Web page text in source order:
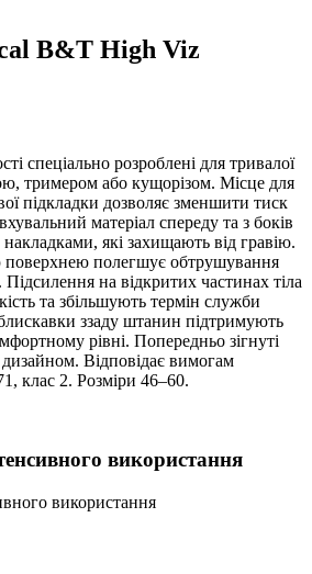
B&T High Viz
спеціально розроблені для тривалої
тримером або кущорізом. Місце для
підкладки дозволяє зменшити тиск
матеріал спереду та з боків
які захищають від гравію.
полегшує обтрушування
Підсилення на відкритих частинах тіла
та збільшують термін служби
ззаду штанин підтримують
рівні. Попередньо зігнуті
Відповідає вимогам
клас 2. Розміри 46–60.
використання
використання